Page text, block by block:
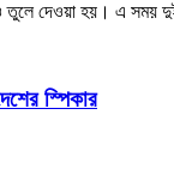
দেওয়া হয়। এ সময়
স্পিকার